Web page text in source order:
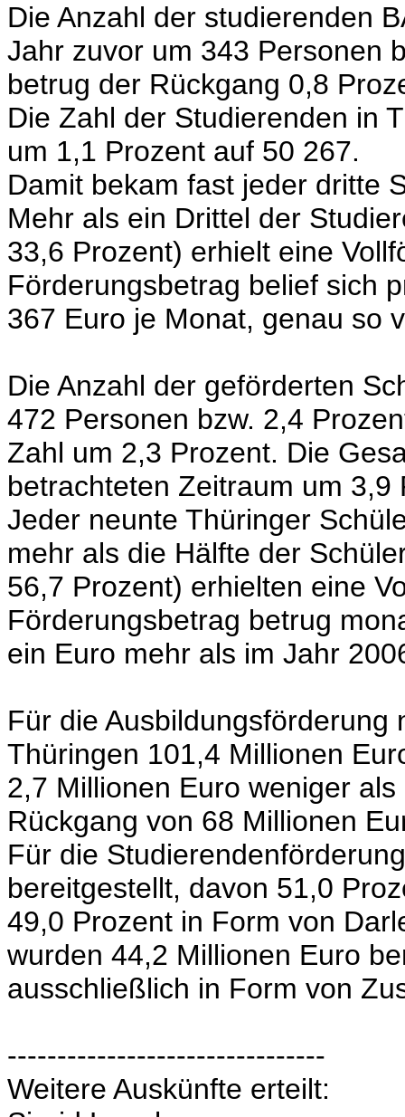
Die Anzahl der studierenden
Jahr zuvor um 343 Personen
betrug der Rückgang 0,8
Die Zahl der Studierenden in
um 1,1 Prozent auf 50 267.
Damit bekam fast jeder dritte
Mehr als ein Drittel der
33,6 Prozent) erhielt eine
Förderungsbetrag belief sich
367 Euro je Monat, genau so
Die Anzahl der geförderten
472 Personen bzw. 2,4
Zahl um 2,3 Prozent. Die
betrachteten Zeitraum um
Jeder neunte Thüringer
mehr als die Hälfte der
56,7 Prozent) erhielten eine
Förderungsbetrag betrug
ein Euro mehr als im Jahr
Für die Ausbildungsförderung
Thüringen 101,4 Millionen
2,7 Millionen Euro weniger
Rückgang von 68 Millionen
Für die
bereitgestellt, davon 51,0
49,0 Prozent in Form von
wurden 44,2 Millionen Euro
ausschließlich in Form von
--------------------------------
Weitere Auskünfte erteilt: